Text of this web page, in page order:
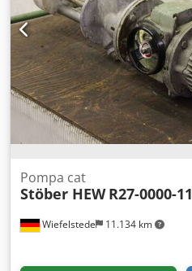
Wiefelstede 11.134 km
Pompa cat
Stöber HEW R27-0000-